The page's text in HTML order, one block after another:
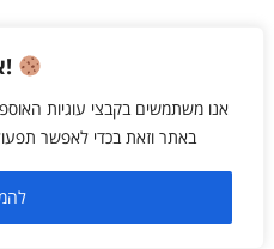
אנו מעריכים את פרטיותך!
אנו משתמשים בקבצי עוגיות
באתר וזאת בכדי לאפשר